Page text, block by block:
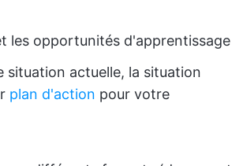
les opportunités d'apprentissage
actuelle, la situation
plan d'action pour votre